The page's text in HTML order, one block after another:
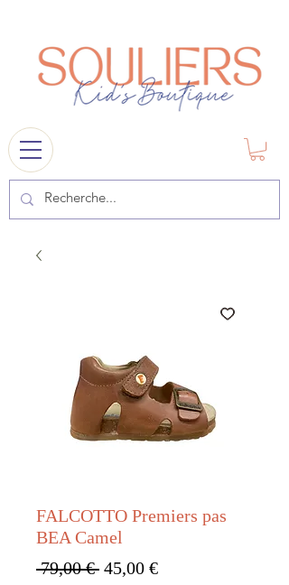
souliers 1841@gmail.com
FALCOTTO Premiers pas
BEA Camel
79,00 € Prix original
45,00 €Prix promotionnel